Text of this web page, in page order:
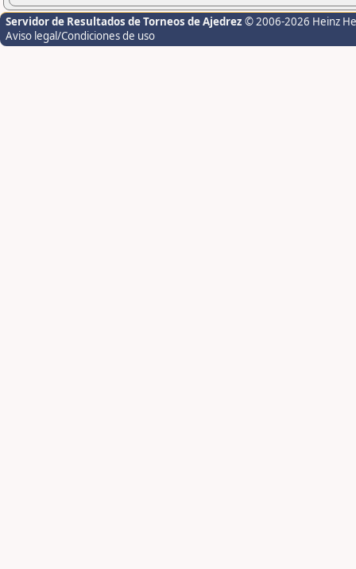
Servidor de Resultados de Torneos de Ajedrez © 2006-2026 Heinz
Aviso legal/Condiciones de uso